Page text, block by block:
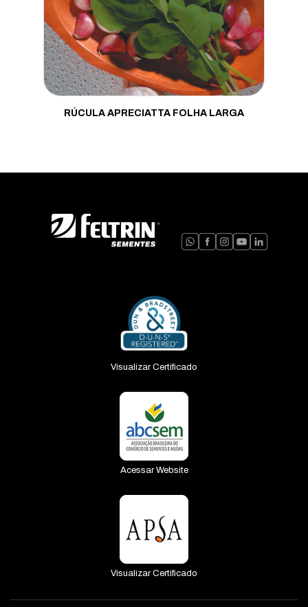
RÚCULA APRECIATTA FOLHA LARGA
Visualizar Certificado
Acessar Website
Visualizar Certificado